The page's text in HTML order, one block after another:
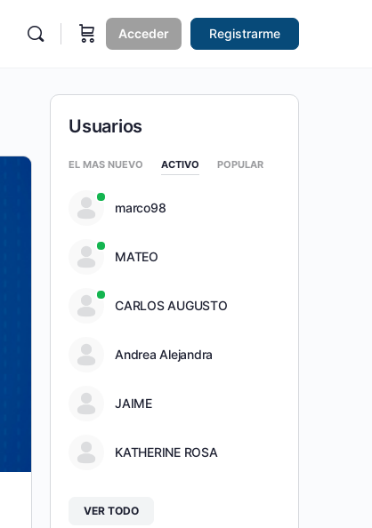
Acceder Registrarme
Usuarios
EL MAS NUEVO ACTIVO POPULAR
marco98
MATEO
CARLOS AUGUSTO
Andrea Alejandra
JAIME
KATHERINE ROSA
VER TODO